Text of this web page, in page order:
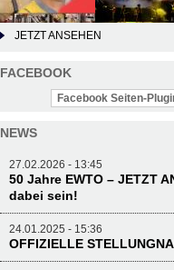
JETZT ANSEHEN
FACEBOOK
Facebook Seiten-
NEWS
27.02.2026 - 13:45
50 Jahre EWTO – JETZT
dabei sein!
24.01.2025 - 15:36
OFFIZIELLE